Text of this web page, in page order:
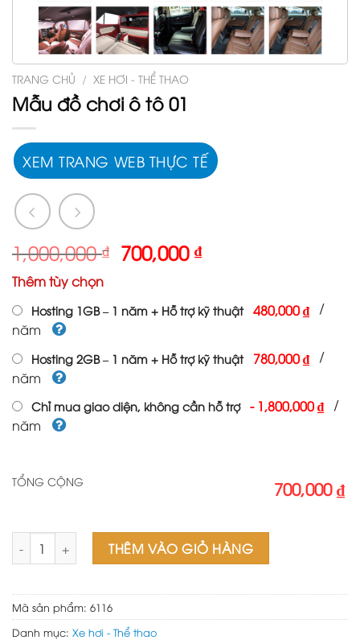
TRANG CHỦ / XE HƠI - THỂ THAO
Mẫu đồ chơi ô tô 01
XEM TRANG WEB THỰC TẾ
1,000,000₫ Giá
gốc
1,000,000 ₫.
700,000₫Giá
là:
Thêm tùy chọn
Hosting 1GB – 1 năm + Hỗ trợ kỹ thuật 480,000 ₫ /
năm
Hosting 2GB – 1 năm + Hỗ trợ kỹ thuật 780,000 ₫ /
năm
Chỉ mua giao diện, không cần hỗ trợ -1,800,000 ₫ /
năm
TỔNG CỘNG 700,000 ₫
Mẫu đồ chơi ô tô 01 số lượngTHÊM VÀO GIỎ HÀNG
Mã sản phẩm: 6116
Danh mục: Xe hơi - Thể thao